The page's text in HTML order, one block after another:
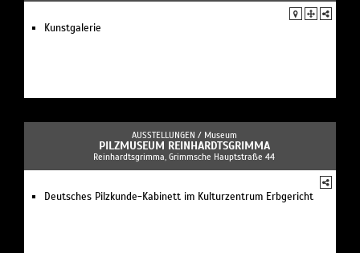
Kunstgalerie
AUSSTELLUNGEN / Museum
PILZMUSEUM REINHARDTSGRIMMA
Reinhardtsgrimma, Grimmsche Hauptstraße 44
Deutsches Pilzkunde-Kabinett im Kulturzentrum Erbgericht